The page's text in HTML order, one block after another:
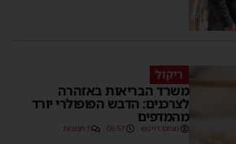
ריקול
משרד הבריאות באזהרה
לצרכנים: הדבש הפופולרי יורד
מהמדפים
מנחם דויטש 06:57 1 תגובות